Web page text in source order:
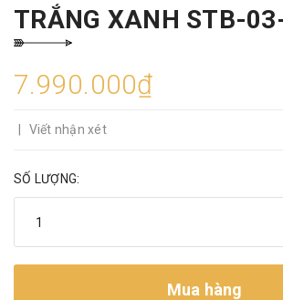
TRẮNG XANH STB-
7.990.000₫
Viết nhận xét
SỐ LƯỢNG:
Mua hàng